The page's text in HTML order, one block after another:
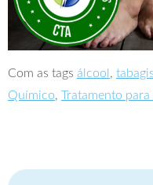
Com as tags álcool ,
Químico, Tratamento